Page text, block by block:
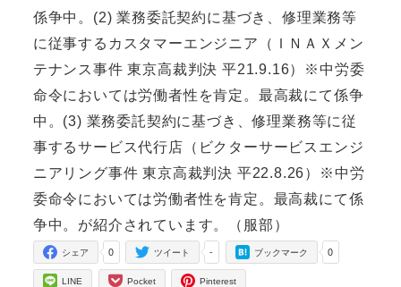
係争中。(2) 業務委託契約に基づき、修理業務等
に従事するカスタマーエンジニア（ＩＮＡＸメン
テナンス事件 東京高裁判決 平21.9.16）※中労委
命令においては労働者性を肯定。最高裁にて係争
中。(3) 業務委託契約に基づき、修理業務等に従
事するサービス代行店（ビクターサービスエンジ
ニアリング事件 東京高裁判決 平22.8.26）※中労
委命令においては労働者性を肯定。最高裁にて係
争中。が紹介されています。（服部）
0
シェア -
ツイート 0
ブックマーク
LINE Pocket Pinterest